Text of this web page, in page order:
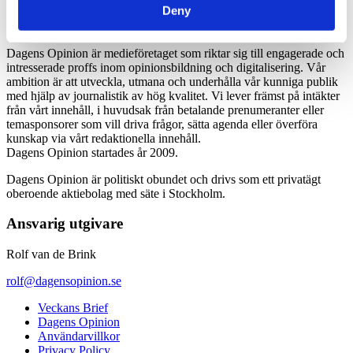
Deny
Dagens Opinion är medieföretaget som riktar sig till engagerade och
intresserade proffs inom opinionsbildning och digitalisering. Vår
ambition är att utveckla, utmana och underhålla vår kunniga publik
med hjälp av journalistik av hög kvalitet. Vi lever främst på intäkter
från vårt innehåll, i huvudsak från betalande prenumeranter eller
temasponsorer som vill driva frågor, sätta agenda eller överföra
kunskap via vårt redaktionella innehåll.
Dagens Opinion startades år 2009.
Dagens Opinion är politiskt obundet och drivs som ett privatägt
oberoende aktiebolag med säte i Stockholm.
Ansvarig utgivare
Rolf van de Brink
rolf@dagensopinion.se
Veckans Brief
Dagens Opinion
Användarvillkor
Privacy Policy